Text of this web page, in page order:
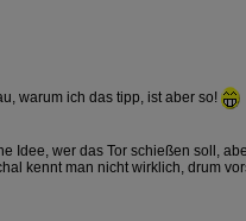
warum ich das tipp, ist aber so!
Idee, wer das Tor schießen soll,
kennt man nicht wirklich, drum